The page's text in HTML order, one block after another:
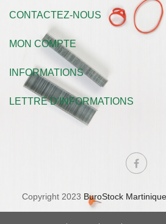
CONTACTEZ-NOUS
MON COMPTE
INFORMATIONS
LETTRE D'INFORMATIONS
Copyright 2023 BuroStock Martinique